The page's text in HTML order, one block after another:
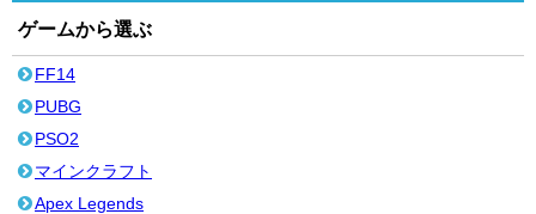
ゲームから選ぶ
FF14
PUBG
PSO2
マインクラフト
Apex Legends